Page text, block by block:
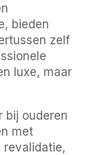
bieden
zelf
luxe, maar
bij ouderen
met